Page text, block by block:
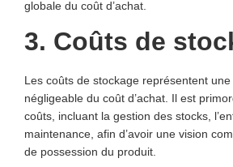
globale du coût d’achat.
3. Coûts de
Les coûts de stockage représentent
négligeable du coût d’achat. Il est
coûts, incluant la gestion des stocks,
maintenance, afin d’avoir une vision
de possession du produit.